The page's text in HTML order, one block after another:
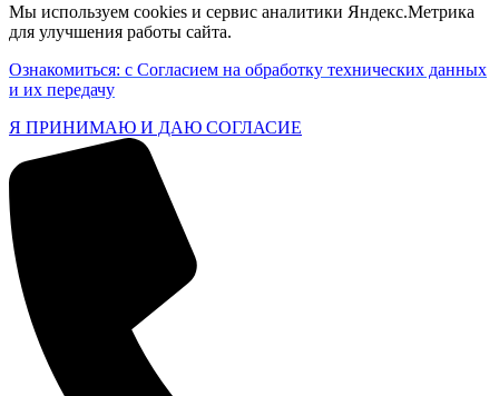
Мы используем cookies и сервис аналитики Яндекс.Метрика
для улучшения работы сайта.
Ознакомиться: с Согласием на обработку технических данных
и их передачу
Я ПРИНИМАЮ И ДАЮ СОГЛАСИЕ